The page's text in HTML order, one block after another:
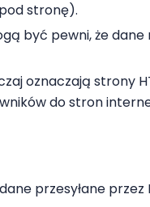
stronę).
być pewni, że
oznaczają strony
do stron
przesyłane